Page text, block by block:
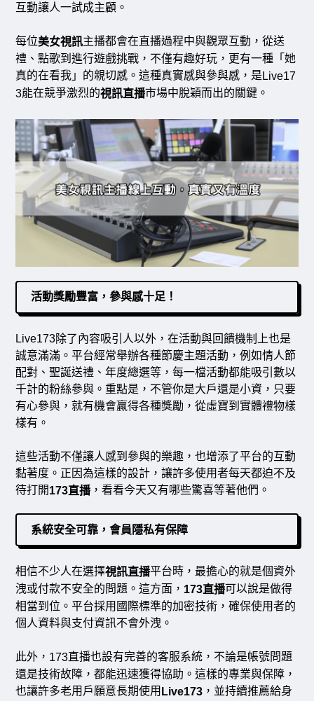
互動讓人一試成主顧。
每位美女視訊主播都會在直播過程中與觀眾互動，從送
禮、點歌到進行遊戲挑戰，不僅有趣好玩，更有一種「她
真的在看我」的親切感。這種真實感與參與感，是 Live17
3能在競爭激烈的視訊直播市場中脫穎而出的關鍵。
活動獎勵豐富，參與感十足！
Live173除了內容吸引人以外，在活動與回饋機制上也是
誠意滿滿。平台經常舉辦各種節慶主題活動，例如情人節
配對、聖誕送禮、年度總選等，每一檔活動都能吸引數以
千計的粉絲參與。重點是，不管你是大戶還是小資，只要
有心參與，就有機會贏得各種獎勵，從虛寶到實體禮物樣
樣有。
這些活動不僅讓人感到參與的樂趣，也增添了平台的互動
黏著度。正因為這樣的設計，讓許多使用者每天都迫不及
待打開173直播 ，看看今天又有哪些驚喜等著他們。
系統安全可靠，會員隱私有保障
相信不少人在選擇視訊直播平台時，最擔心的就是個資外
洩或付款不安全的問題。這方面， 173直播可以說是做得
相當到位。平台採用國際標準的加密技術，確保使用者的
個人資料與支付資訊不會外洩。
此外， 173直播也設有完善的客服系統，不論是帳號問題
還是技術故障，都能迅速獲得協助。這樣的專業與保障，
也讓許多老用戶願意長期使用 Live173 ，並持續推薦給身